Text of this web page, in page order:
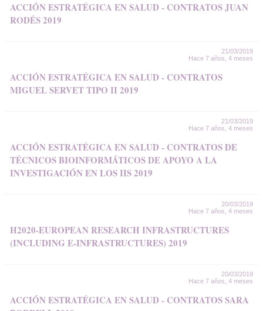
ACCIÓN ESTRATÉGICA EN SALUD - CONTRATOS JUAN
RODÉS 2019
21/03/2019
Hace 7 años, 4 meses
ACCIÓN ESTRATÉGICA EN SALUD - CONTRATOS
MIGUEL SERVET TIPO II 2019
21/03/2019
Hace 7 años, 4 meses
ACCIÓN ESTRATÉGICA EN SALUD - CONTRATOS DE
TÉCNICOS BIOINFORMÁTICOS DE APOYO A LA
INVESTIGACIÓN EN LOS IIS 2019
20/03/2019
Hace 7 años, 4 meses
H2020-EUROPEAN RESEARCH INFRASTRUCTURES
(INCLUDING E-INFRASTRUCTURES) 2019
20/03/2019
Hace 7 años, 4 meses
ACCIÓN ESTRATÉGICA EN SALUD - CONTRATOS SARA